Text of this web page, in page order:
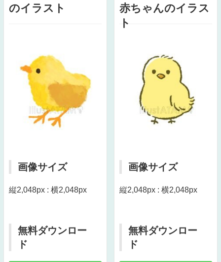
のイラスト
画像サイズ
縦2,048px : 横2,048px
無料ダウンロー
ド
赤ちゃんのイラス
ト
画像サイズ
縦2,048px : 横2,048px
無料ダウンロー
ド